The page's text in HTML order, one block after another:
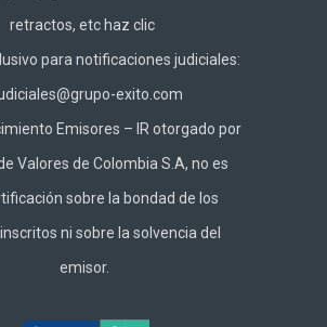
retractos, etc hazclic
para notificaciones judiciales:
exito.com
Emisores – IR otorgado por
Valores de Colombia S.A, no es
sobre la bondad de los
ni sobre la solvencia del
emisor.